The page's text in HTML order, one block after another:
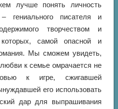
лучше понять личность
гениального писателя и
творчеством и
самой опасной и
Мы сможем увидеть,
к семье омрачается не
к игре, сжигавшей
его использовать
дар для выпрашивания